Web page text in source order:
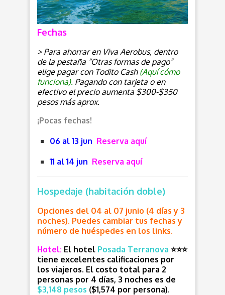
Fechas
> Para ahorrar en Viva Aerobus, dentro
de la pestaña “Otras formas de pago”
elige pagar con Todito Cash (Aquí cómo
funciona). Pagando con tarjeta o en
efectivo el precio aumenta $300-$350
pesos más aprox.
¡Pocas fechas!
06 al 13 jun Reserva aquí
11 al 14 jun Reserva aquí
Hospedaje (habitación doble)
Opciones del 04 al 07 junio (4 días y 3
noches). Puedes cambiar tus fechas y
número de huéspedes en los links.
Hotel: El hotel Posada Terranova ⭐⭐⭐
tiene excelentes calificaciones por
los viajeros. El costo total para 2
personas por 4 días, 3 noches es de
$3,148 pesos ($1,574 por persona).